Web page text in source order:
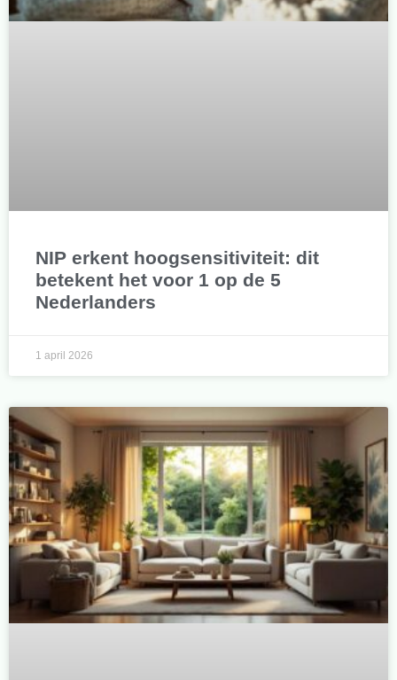
NIP erkent hoogsensitiviteit: dit
betekent het voor 1 op de 5
Nederlanders
1 april 2026